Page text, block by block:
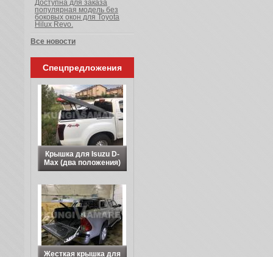
Доступна для заказа
популярная модель без
боковых окон для Toyota
Hilux Revo.
Все новости
Спецпредложения
Крышка для Isuzu D-
Max (два положения)
Жесткая крышка для